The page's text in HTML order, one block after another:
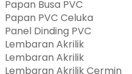
Papan Busa PVC
Papan PVC Celuka
Panel Dinding PVC
Lembaran Akrilik
Lembaran Akrilik
Lembaran Akrilik Cermin